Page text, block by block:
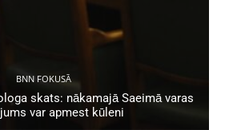
BNN FOKUSĀ
skats: nākamajā Saeimā varas
var apmest kūleni